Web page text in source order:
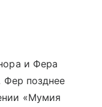
и Фера
Фер позднее
«Мумия